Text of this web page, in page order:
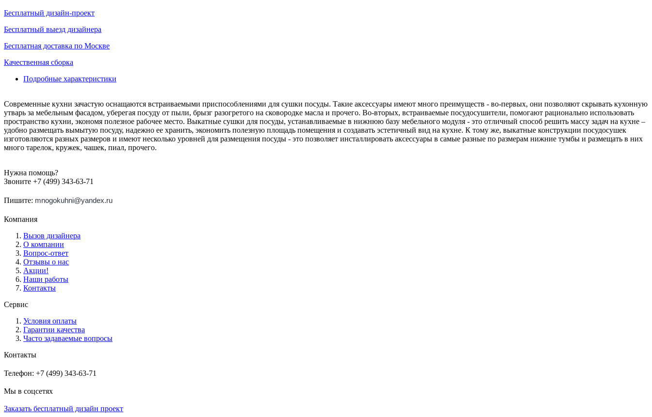
Бесплатный дизайн-проект
Бесплатный выезд дизайнера
Бесплатная доставка по Москве
Качественная сборка
Подробные характеристики
Современные кухни зачастую оснащаются встраиваемыми приспособлениями для сушки посуды. Такие аксессуары имеют много преимуществ - во-первых, они позволяют скрывать кухонную
утварь за мебельным фасадом, уберегая посуду от пыли, брызг разогретого на сковородке масла и прочего. Во-вторых, встраиваемые посудосушители, помогают рационально использовать
пространство кухни, экономя полезное рабочее место. Выкатные сушки для посуды, устанавливаемые в нижнюю базу мебельного модуля - это отличный способ решить массу задач на кухне –
удобно размещать вымытую посуду, надежно ее хранить, экономить полезную площадь помещения и создавать эстетичный вид на кухне. К тому же, выкатные конструкции посудосушек
изготовляются разных размеров и имеют несколько уровней для размещения посуды - это позволяет инсталлировать аксессуары в самые разные по размерам нижние тумбы и размещать в них
много тарелок, кружек, чашек, пиал, прочего.
Нужна помощь?
Звоните +7 (499) 343-63-71
Пишите: mnogokuhni@yandex.ru
Компания
Вызов дизайнера
О компании
Вопрос-ответ
Отзывы о нас
Акции!
Наши работы
Контакты
Сервис
Условия оплаты
Гарантии качества
Часто задаваемые вопросы
Контакты
Телефон: +7 (499) 343-63-71
Мы в соцсетях
Заказать бесплатный дизайн проект